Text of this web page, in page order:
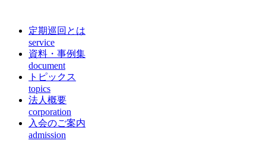
定期巡回とは
service
資料・事例集
document
トピックス
topics
法人概要
corporation
入会のご案内
admission